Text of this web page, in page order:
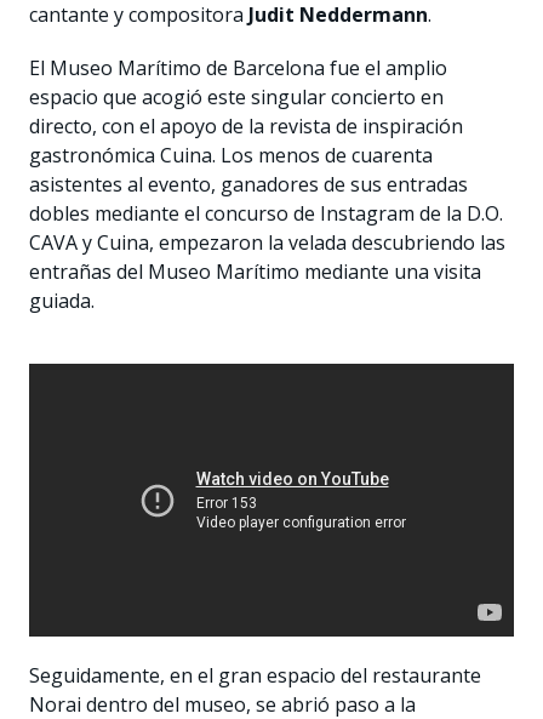
cantante y compositora Judit Neddermann.
El Museo Marítimo de Barcelona fue el amplio
espacio que acogió este singular concierto en
directo, con el apoyo de la revista de inspiración
gastronómica Cuina. Los menos de cuarenta
asistentes al evento, ganadores de sus entradas
dobles mediante el concurso de Instagram de la D.O.
CAVA y Cuina, empezaron la velada descubriendo las
entrañas del Museo Marítimo mediante una visita
guiada.
Seguidamente, en el gran espacio del restaurante
Norai dentro del museo, se abrió paso a la